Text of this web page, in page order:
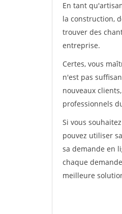
En tant
la construction,
trouver des
entreprise.
Certes, vous
n'est pas
nouveaux
professionnels
Si vous
pouvez utiliser
sa demande en
chaque
meilleure